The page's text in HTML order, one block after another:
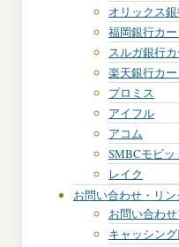
オリックス
福岡銀行カ
スルガ銀行
楽天銀行カ
プロミス
アイフル
アコム
SMBCモビッ
レイク
お問い合わせ・リ
お問い合わ
キャッシン